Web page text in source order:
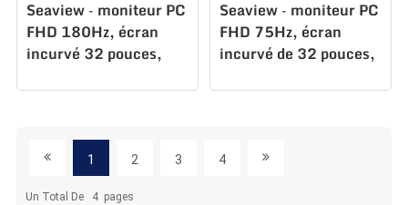
Seaview – moniteur PC
FHD 180Hz, écran
incurvé 32 pouces,
Seaview – moniteur PC
FHD 75Hz, écran
incurvé de 32 pouces,
1 2 3 4
Un Total De 4 Pages